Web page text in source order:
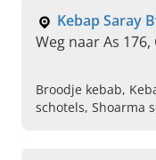
Kebap Saray
Weg naar As 176,
Broodje kebab,
schotels, Shoarma